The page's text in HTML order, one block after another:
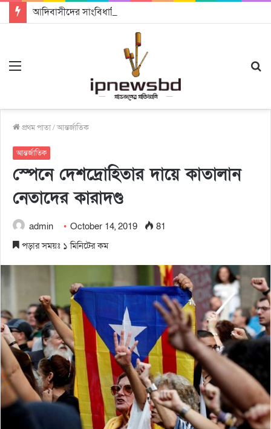
প্রথম পাতা/আন্তর্জাতিক
আন্তর্জাতিক
স্পেনে দেশদ্রোহিতার দায়ে কাতালান
নেতাদের কারাদণ্ড
admin October 14, 2019
81
পড়ার সময়ঃ ১ মিনিটের কম